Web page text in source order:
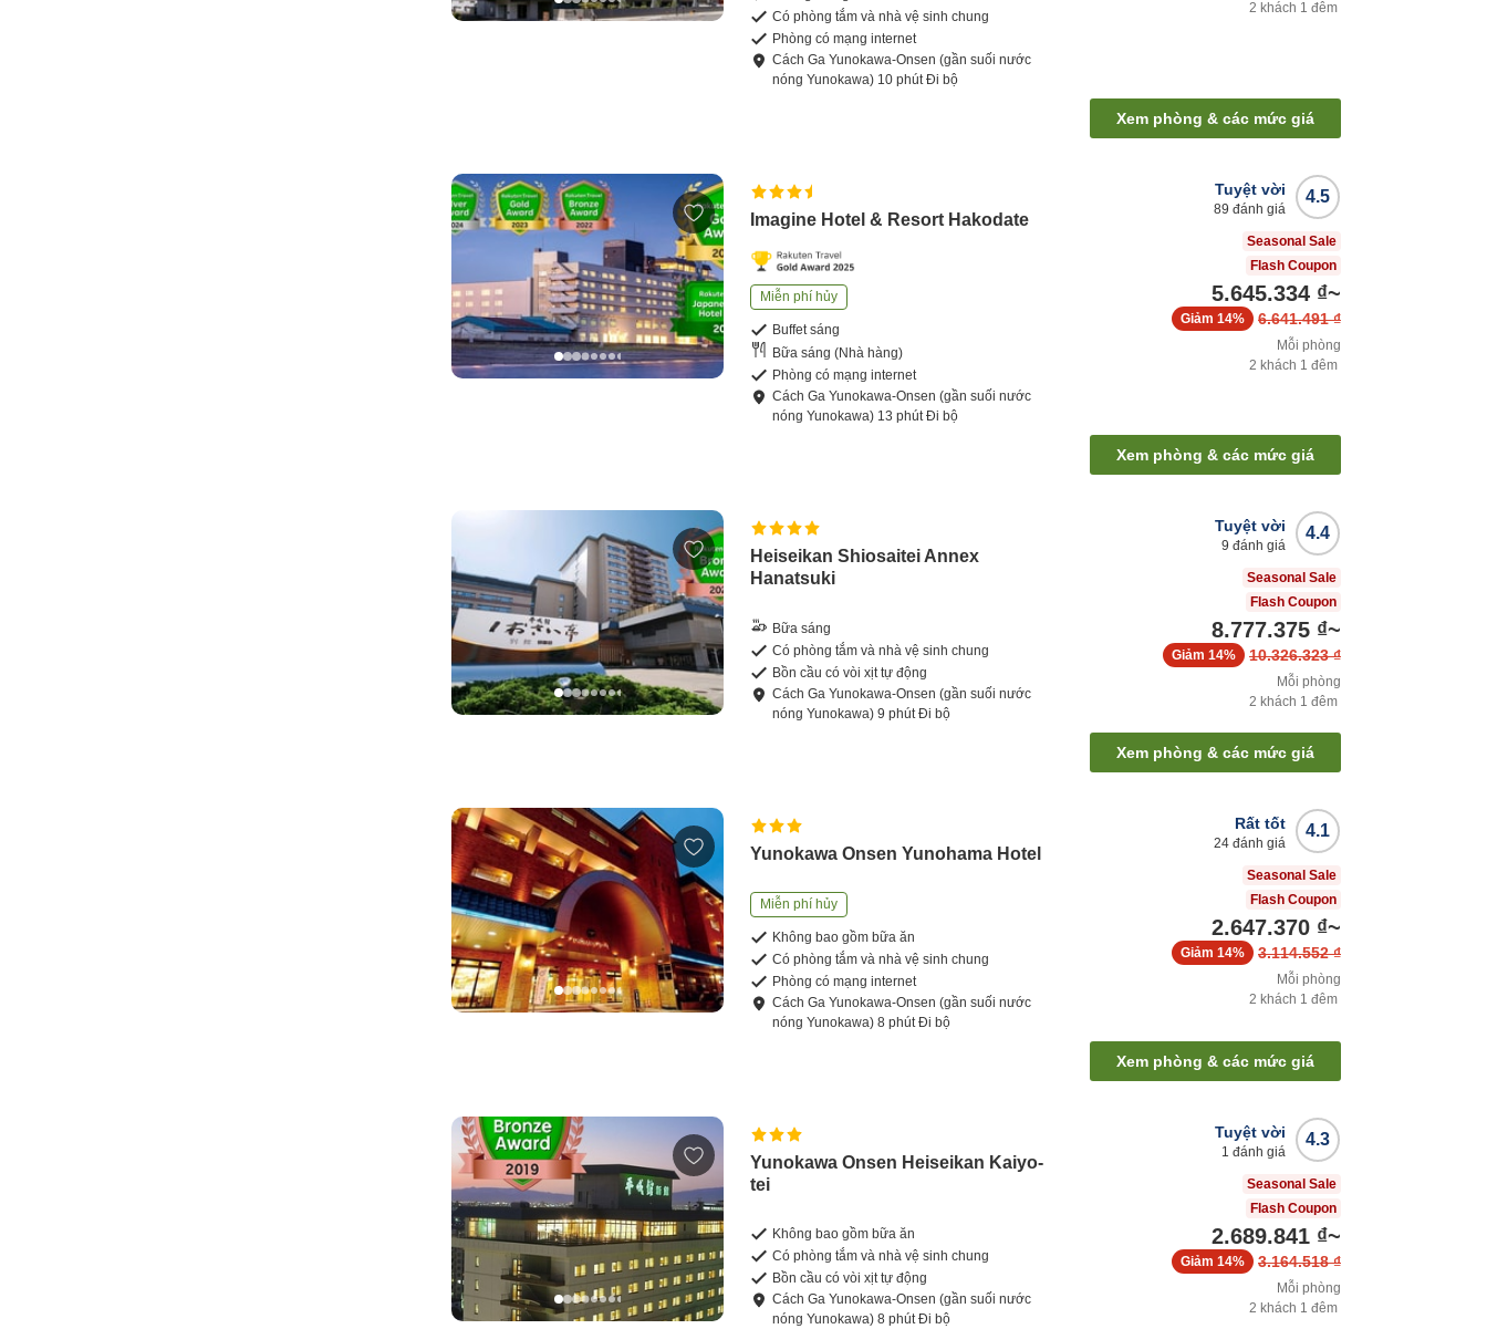
Có phòng tắm và nhà vệ sinh chung
Phòng có mạng internet
CáchGa Yunokawa-Onsen (gần suối nước
nóng Yunokawa) 10 phútĐi bộ
2 khách 1 đêm
Xem phòng & các mức giá
Imagine Hotel & Resort Hakodate
Miễn phí hủy
Buffet sáng
Bữa sáng (Nhà hàng)
Phòng có mạng internet
CáchGa Yunokawa-Onsen (gần suối nước
nóng Yunokawa) 13 phútĐi bộ
4.5
Tuyệt vời
89 đánh giá
Seasonal Sale
Flash Coupon
5.645.334 ₫~
6.641.491 ₫
Giảm 14%
Mỗi phòng
2 khách 1 đêm
Xem phòng & các mức giá
Heiseikan Shiosaitei Annex
Hanatsuki
Bữa sáng
Có phòng tắm và nhà vệ sinh chung
Bồn cầu có vòi xịt tự động
CáchGa Yunokawa-Onsen (gần suối nước
nóng Yunokawa) 9 phútĐi bộ
4.4
Tuyệt vời
9 đánh giá
Seasonal Sale
Flash Coupon
8.777.375 ₫~
10.326.323 ₫
Giảm 14%
Mỗi phòng
2 khách 1 đêm
Xem phòng & các mức giá
Yunokawa Onsen Yunohama Hotel
Miễn phí hủy
Không bao gồm bữa ăn
Có phòng tắm và nhà vệ sinh chung
Phòng có mạng internet
CáchGa Yunokawa-Onsen (gần suối nước
nóng Yunokawa) 8 phútĐi bộ
4.1
Rất tốt
24 đánh giá
Seasonal Sale
Flash Coupon
2.647.370 ₫~
3.114.552 ₫
Giảm 14%
Mỗi phòng
2 khách 1 đêm
Xem phòng & các mức giá
Yunokawa Onsen Heiseikan Kaiyo-
tei
Không bao gồm bữa ăn
Có phòng tắm và nhà vệ sinh chung
Bồn cầu có vòi xịt tự động
CáchGa Yunokawa-Onsen (gần suối nước
nóng Yunokawa) 8 phútĐi bộ
4.3
Tuyệt vời
1 đánh giá
Seasonal Sale
Flash Coupon
2.689.841 ₫~
3.164.518 ₫
Giảm 14%
Mỗi phòng
2 khách 1 đêm